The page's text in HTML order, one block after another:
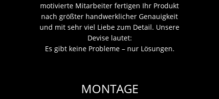
motivierte Mitarbeiter fertigen Ihr Produkt
nach größter handwerklicher Genauigkeit
und mit sehr viel Liebe zum Detail. Unsere
Devise lautet:
Es gibt keine Probleme – nur Lösungen.
MONTAGE